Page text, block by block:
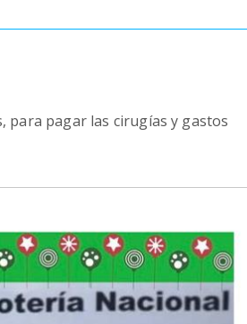
para pagar las cirugías y gastos